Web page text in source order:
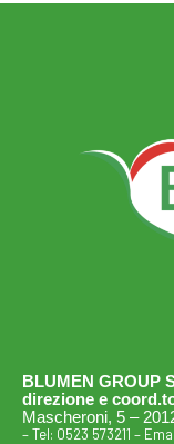
BLUMEN GROUP
direzione e
Mascheroni, 5 –
– Tel: 0523 573211 –